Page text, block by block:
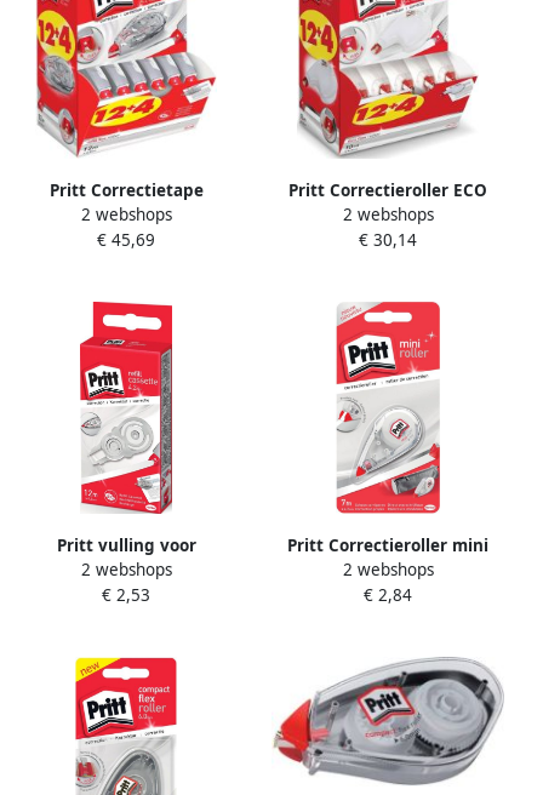
Pritt Correctietape
navulbaar 4.2mmx12m Flex
promopackà 12+4 gratis
2 webshops
€ 45,69
Pritt Correctieroller ECO
Flex 4.2mmx10m promo
packà 12+4 gratis
2 webshops
€ 30,14
Pritt vulling voor
correctieroller Refill Flex 4 2
mm x 12 m in ophangdoosje
2 webshops
€ 2,53
Pritt Correctieroller mini
flex 4.2mmx7m op blister
2 webshops
€ 2,84